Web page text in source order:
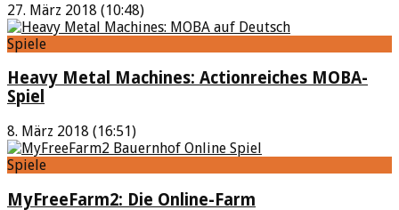
27. März 2018 (10:48)
Spiele
Heavy Metal Machines: Actionreiches MOBA-
Spiel
8. März 2018 (16:51)
Spiele
MyFreeFarm2: Die Online-Farm